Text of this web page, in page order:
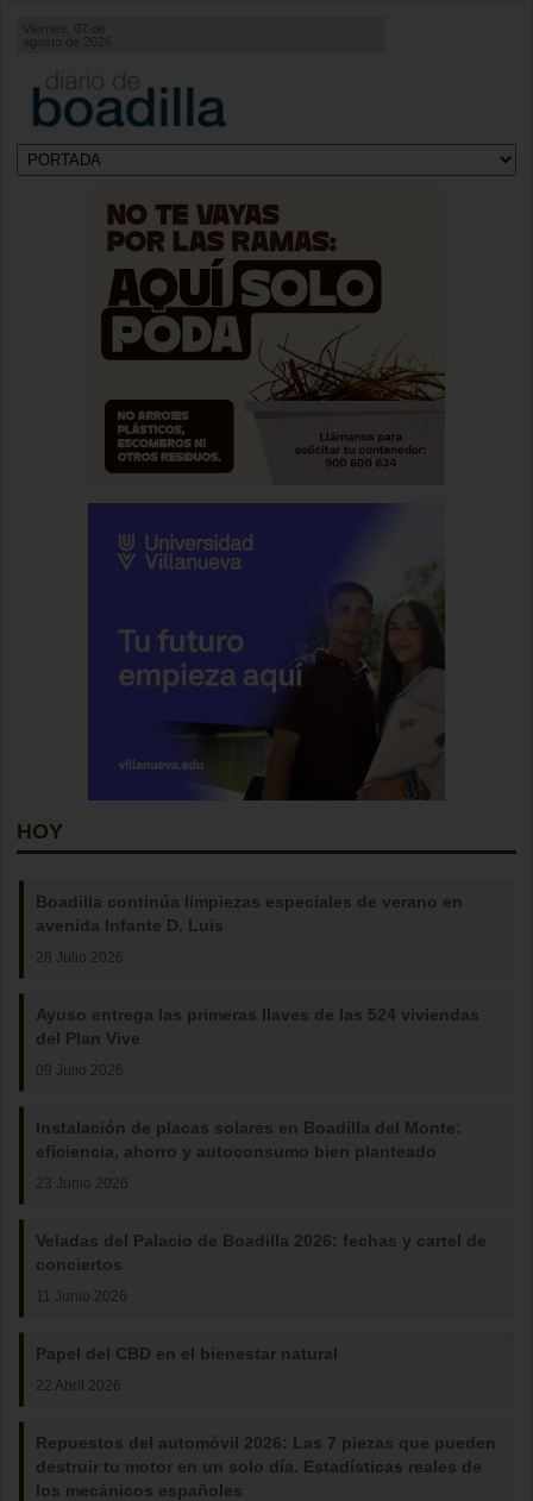
agosto de 2026
HOY
Boadilla continúa limpiezas especiales de verano en
avenida Infante D. Luis
28 Julio 2026
Ayuso entrega las primeras llaves de las 524 viviendas
del Plan Vive
09 Julio 2026
Instalación de placas solares en Boadilla del Monte:
eficiencia, ahorro y autoconsumo bien planteado
23 Junio 2026
Veladas del Palacio de Boadilla 2026: fechas y cartel de
conciertos
11 Junio 2026
Papel del CBD en el bienestar natural
22 Abril 2026
Repuestos del automóvil 2026: Las 7 piezas que pueden
destruir tu motor en un solo día. Estadísticas reales de
los mecánicos españoles